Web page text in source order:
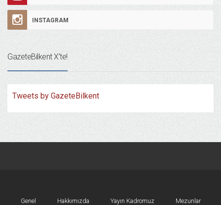
INSTAGRAM
GazeteBilkent X’te!
Tweets by GazeteBilkent
Genel Hakkımızda Yayın Kadromuz Mezunlar